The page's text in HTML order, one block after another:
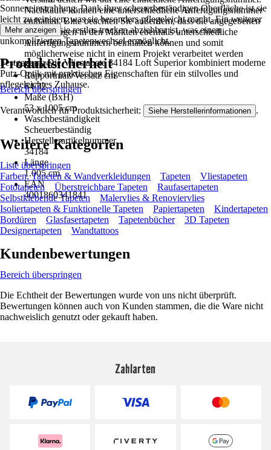
Nachkäufe können eine unterschiedliche Anfertigungsnummer
enthalten. Bitte beachten Sie außerdem, dass die angegebenen
Lagermengen in den Märkten ebenfalls unterschiedliche
Anfertigungsnummern beinhalten können und somit
möglicherweise nicht in einem Projekt verarbeitet werden
können.
Rapportmaß/Versatz cm
64/32
Maße (BxH)
53 x 1005 cm
Waschbeständigkeit
Scheuerbeständig
Herstellerartikelnummer
34184
Länge
1.005 cm
EAN
4001860341841
Sonneneinstrahlung. Dank ihrer scheuerbeständigen Oberfläche ist sie
leicht zu reinigen, was sie besonders pflegeleicht macht. Ein weiterer
Vorteil ist, dass sie restlos trocken abziehbar ist, was einen
unkomplizierten Tapetenwechsel ermöglicht.
Festgezurrt: Die Vliestapete 34184 Loft Superior kombiniert moderne
Putz-Optik mit praktischen Eigenschaften für ein stilvolles und
pflegeleichtes Zuhause.
Mehr anzeigen
Produktsicherheit
Bereich überspringen
Verantwortlich für Produktsicherheit: Siehe Herstellerinformationen .
Weitere Kategorien
Liste überspringen
Farben, Tapeten & Wandverkleidungen
Tapeten
Vliestapeten
Fototapeten
Überstreichbare Tapeten
Raufasertapeten
Selbstklebende Tapeten
Malervlies & Renoviervlies
Isoliertapeten & Funktionelle Tapeten
Papiertapeten
Kindertapeten
Bordüren
Glasfasertapeten Tapetenbücher
3D Tapeten
Designertapeten
Wandtattoos
Kundenbewertungen
Bereich überspringen
Die Echtheit der Bewertungen wurde von uns nicht überprüft.
Bewertungen können auch von Kunden stammen, die die Ware nicht
nachweislich genutzt oder gekauft haben.
Zahlarten